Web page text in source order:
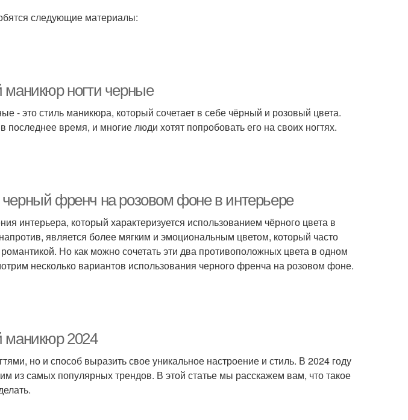
следующие материалы:
маникюр ногти черные
- это стиль маникюра, который сочетает в себе чёрный и розовый цвета.
последнее время, и многие люди хотят попробовать его на своих ногтях.
черный френч на розовом фоне в интерьере
интерьера, который характеризуется использованием чёрного цвета в
является более мягким и эмоциональным цветом, который часто
Но как можно сочетать эти два противоположных цвета в одном
несколько вариантов использования черного френча на розовом фоне.
маникюр 2024
но и способ выразить свое уникальное настроение и стиль. В 2024 году
из самых популярных трендов. В этой статье мы расскажем вам, что такое